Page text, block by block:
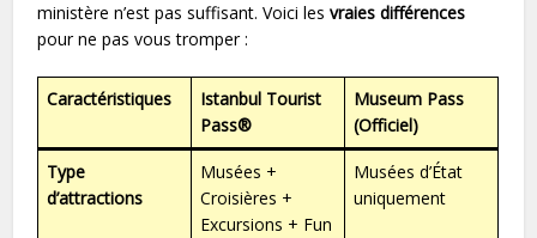
ministère n’est pas suffisant. Voici lesvraies différences
pour ne pas vous tromper :
Caractéristiques
Istanbul Tourist
Pass®
Museum Pass
(Officiel)
Type
d’attractions
Musées +
Croisières +
Excursions + Fun
Musées d’État
uniquement